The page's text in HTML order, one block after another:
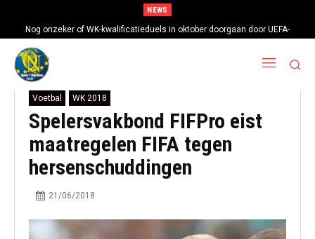
NEWS
Nog onzeker of WK-kwalificatieduels in oktober doorgaan door UEFA-
boycot
Voetbal WK 2018
Spelersvakbond FIFPro eist
maatregelen FIFA tegen
hersenschuddingen
21/06/2018